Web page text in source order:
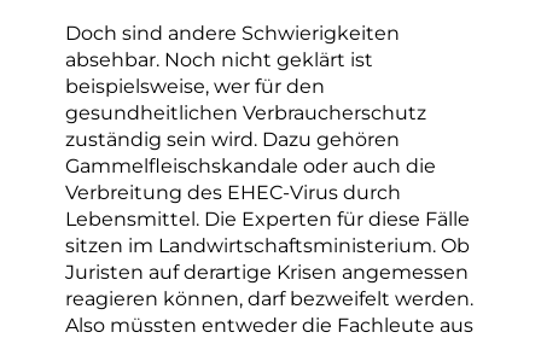
Doch sind andere Schwierigkeiten
absehbar. Noch nicht geklärt ist
beispielsweise, wer für den
gesundheitlichen Verbraucherschutz
zuständig sein wird. Dazu gehören
Gammelfleischskandale oder auch die
Verbreitung des EHEC-Virus durch
Lebensmittel. Die Experten für diese Fälle
sitzen im Landwirtschaftsministerium. Ob
Juristen auf derartige Krisen angemessen
reagieren können, darf bezweifelt werden.
Also müssten entweder die Fachleute aus